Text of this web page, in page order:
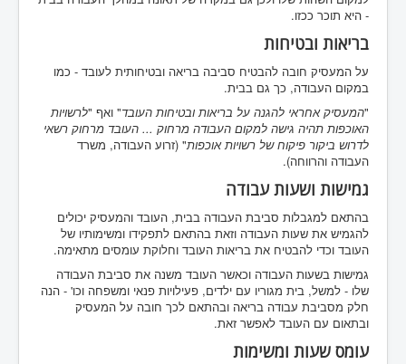
- היא תוכר ככזו.
בריאות ובטיחות
על המעסיק חובה להבטיח סביבה בריאה ובטיחותית לעובד - כמו
במקום העבודה, כך גם בבית.
"המעסיק אחראי להגנה על בריאות ובטיחות העובד" ואף "לרשויות
האוכפות תהיה גישה למקום העבודה מרחוק ... העובד מרחוק רשאי
לדרוש ביקור פיקוח של רשויות אוכפות" (זרוע העבודה, משרד
העבודה והרווחה).
גמישות ושעות עבודה
בהתאם למגבלות סביבת העבודה בבית, העובד והמעסיק יכולים
להגמיש את שעות העבודה וזאת בהתאם לתפקידו ומשימותיו של
העובד וכדי להבטיח את בריאות העובד וחלוקת עומסים מתאימה.
גמישות בשעות העבודה וכאשר העובד משנה את סביבת העבודה
שלו - למשל, בית מגוריו עם ילדים, פעילויות פנאי ומשפחה וכו' - הנה
חלק מסביבת עבודה בריאה ובהתאם לכך חובה על המעסיק
ובתאום עם העובד לאפשר זאת.
עומס שעות ומשימות